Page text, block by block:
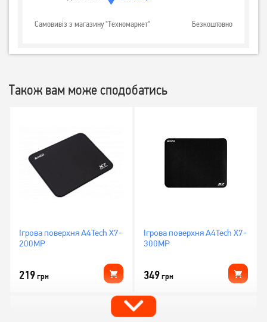
Самовивіз з магазину "Техномаркет" Безкоштовно
Також вам може сподобатись
Ігрова поверхня A4Tech X7-
200MP
219грн
Ігрова поверхня A4Tech X7-
300MP
349грн